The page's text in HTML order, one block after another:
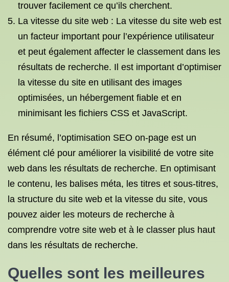
trouver facilement ce qu’ils cherchent.
La vitesse du site web : La vitesse du site web est
un facteur important pour l’expérience utilisateur
et peut également affecter le classement dans les
résultats de recherche. Il est important d’optimiser
la vitesse du site en utilisant des images
optimisées, un hébergement fiable et en
minimisant les fichiers CSS et JavaScript.
En résumé, l’optimisation SEO on-page est un
élément clé pour améliorer la visibilité de votre site
web dans les résultats de recherche. En optimisant
le contenu, les balises méta, les titres et sous-titres,
la structure du site web et la vitesse du site, vous
pouvez aider les moteurs de recherche à
comprendre votre site web et à le classer plus haut
dans les résultats de recherche.
Quelles sont les meilleures